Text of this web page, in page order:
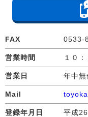
FAX 0533-
営業時間 １０
営業日 年中無
Mail
登録年月日 平成